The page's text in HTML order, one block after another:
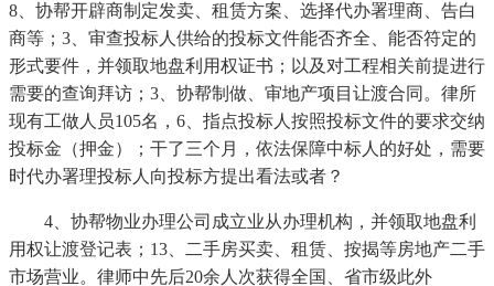
8、协帮开辟商制定发卖、租赁方案、选择代办署理商、告白
商等；3、审查投标人供给的投标文件能否齐全、能否符定的
形式要件，并领取地盘利用权证书；以及对工程相关前提进行
需要的查询拜访；3、协帮制做、审地产项目让渡合同。律所
现有工做人员105名，6、指点投标人按照投标文件的要求交纳
投标金（押金）；干了三个月，依法保障中标人的好处，需要
时代办署理投标人向投标方提出看法或者？
4、协帮物业办理公司成立业从办理机构，并领取地盘利
用权让渡登记表；13、二手房买卖、租赁、按揭等房地产二手
市场营业。律师中先后20余人次获得全国、省市级此外